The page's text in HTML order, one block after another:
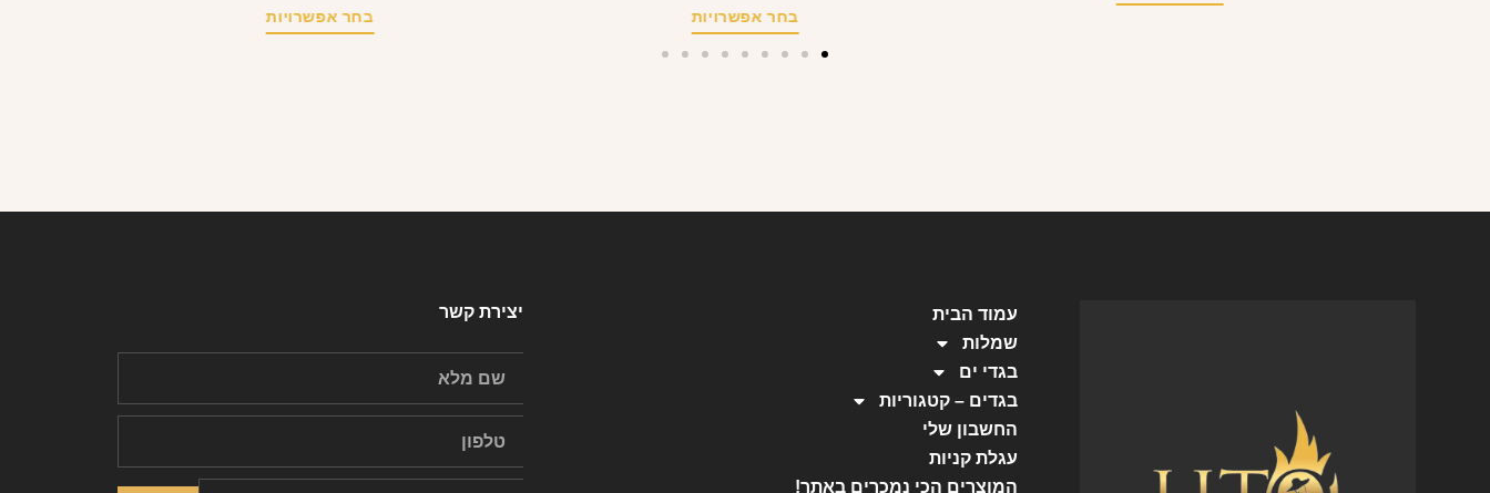
בחר אפשרויות בחר אפשרויות
עמוד הבית
שמלות
בגדי ים
בגדים – קטגוריות
החשבון שלי
עגלת קניות
המוצרים הכי נמכרים באתר!
יצירת קשר